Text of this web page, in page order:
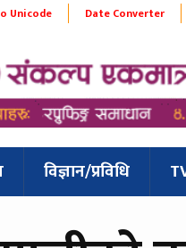
Unicode Date Converter
विज्ञान/प्रविधि